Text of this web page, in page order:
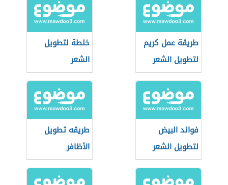
طريقة عمل كريم
لتطويل الشعر
خلطة لتطويل
الشعر
فوائد البيض
لتطويل الشعر
طريقه تطويل
الأظافر